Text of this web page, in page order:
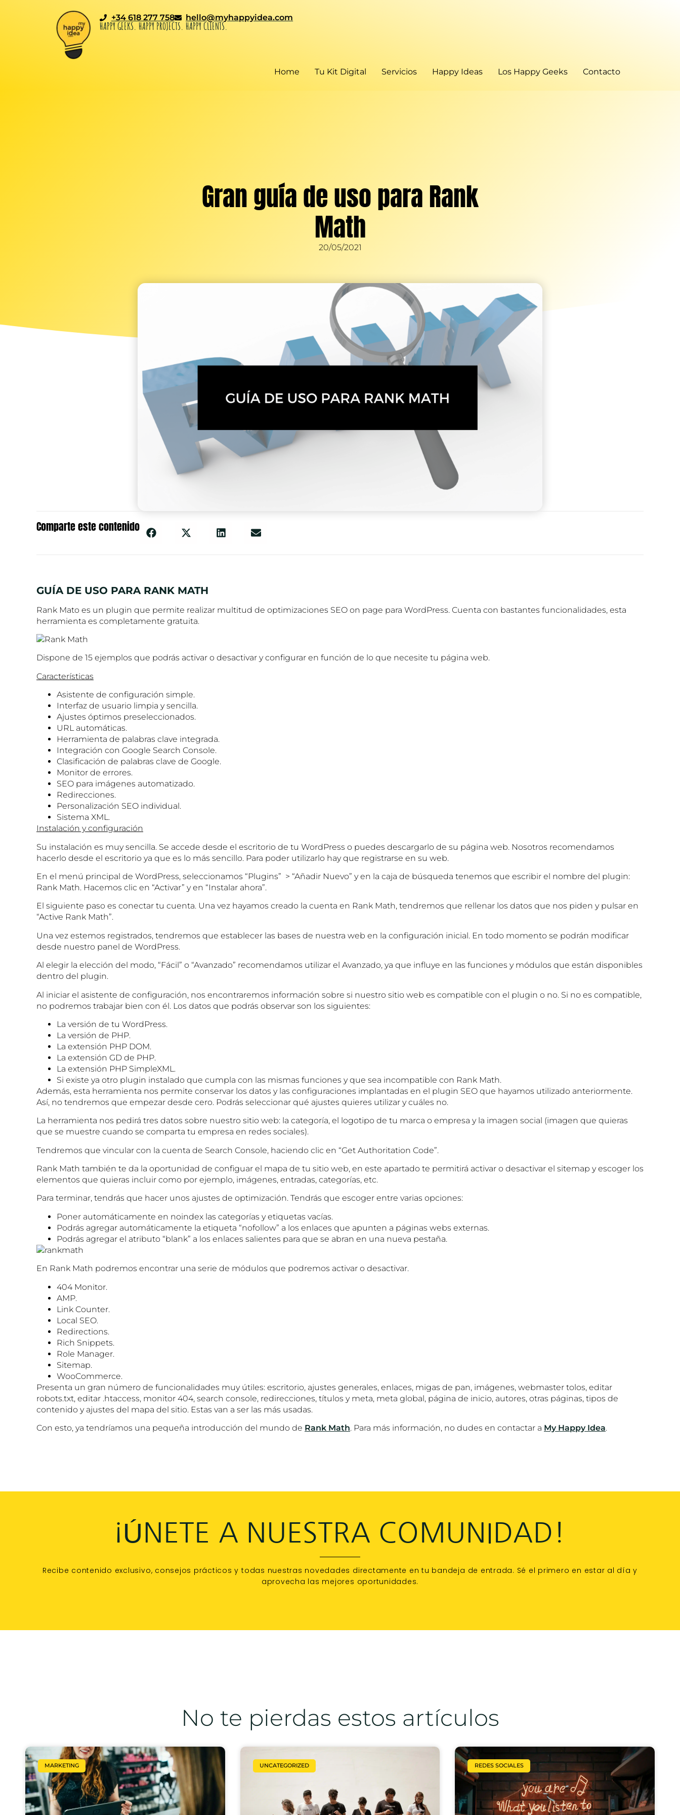
+34 618 277 758 hello@myhappyidea.com
HAPPY GEEKS. HAPPY PROJECTS. HAPPY CLIENTS.
Home Tu Kit Digital Servicios Happy Ideas Los Happy Geeks Contacto
Gran guía de uso para Rank
Math
20/05/2021
Comparte este contenido
GUÍA DE USO PARA RANK MATH
Rank Mato es un plugin que permite realizar multitud de optimizaciones SEO on page para WordPress. Cuenta con bastantes funcionalidades, esta
herramienta es completamente gratuita.
Dispone de 15 ejemplos que podrás activar o desactivar y configurar en función de lo que necesite tu página web.
Características
Asistente de configuración simple.
Interfaz de usuario limpia y sencilla.
Ajustes óptimos preseleccionados.
URL automáticas.
Herramienta de palabras clave integrada.
Integración con Google Search Console.
Clasificación de palabras clave de Google.
Monitor de errores.
SEO para imágenes automatizado.
Redirecciones.
Personalización SEO individual.
Sistema XML.
Instalación y configuración
Su instalación es muy sencilla. Se accede desde el escritorio de tu WordPress o puedes descargarlo de su página web. Nosotros recomendamos
hacerlo desde el escritorio ya que es lo más sencillo. Para poder utilizarlo hay que registrarse en su web.
En el menú principal de WordPress, seleccionamos “Plugins” > “Añadir Nuevo” y en la caja de búsqueda tenemos que escribir el nombre del plugin:
Rank Math. Hacemos clic en “Activar” y en “Instalar ahora”.
El siguiente paso es conectar tu cuenta. Una vez hayamos creado la cuenta en Rank Math, tendremos que rellenar los datos que nos piden y pulsar en
“Active Rank Math”.
Una vez estemos registrados, tendremos que establecer las bases de nuestra web en la configuración inicial. En todo momento se podrán modificar
desde nuestro panel de WordPress.
Al elegir la elección del modo, “Fácil” o “Avanzado” recomendamos utilizar el Avanzado, ya que influye en las funciones y módulos que están disponibles
dentro del plugin.
Al iniciar el asistente de configuración, nos encontraremos información sobre si nuestro sitio web es compatible con el plugin o no. Si no es compatible,
no podremos trabajar bien con él. Los datos que podrás observar son los siguientes:
La versión de tu WordPress.
La versión de PHP.
La extensión PHP DOM.
La extensión GD de PHP.
La extensión PHP SimpleXML.
Si existe ya otro plugin instalado que cumpla con las mismas funciones y que sea incompatible con Rank Math.
Además, esta herramienta nos permite conservar los datos y las configuraciones implantadas en el plugin SEO que hayamos utilizado anteriormente.
Así, no tendremos que empezar desde cero. Podrás seleccionar qué ajustes quieres utilizar y cuáles no.
La herramienta nos pedirá tres datos sobre nuestro sitio web: la categoría, el logotipo de tu marca o empresa y la imagen social (imagen que quieras
que se muestre cuando se comparta tu empresa en redes sociales).
Tendremos que vincular con la cuenta de Search Console, haciendo clic en “Get Authoritation Code”.
Rank Math también te da la oportunidad de configuar el mapa de tu sitio web, en este apartado te permitirá activar o desactivar el sitemap y escoger los
elementos que quieras incluir como por ejemplo, imágenes, entradas, categorías, etc.
Para terminar, tendrás que hacer unos ajustes de optimización. Tendrás que escoger entre varias opciones:
Poner automáticamente en noindex las categorías y etiquetas vacías.
Podrás agregar automáticamente la etiqueta “nofollow” a los enlaces que apunten a páginas webs externas.
Podrás agregar el atributo “blank” a los enlaces salientes para que se abran en una nueva pestaña.
En Rank Math podremos encontrar una serie de módulos que podremos activar o desactivar.
404 Monitor.
AMP.
Link Counter.
Local SEO.
Redirections.
Rich Snippets.
Role Manager.
Sitemap.
WooCommerce.
Presenta un gran número de funcionalidades muy útiles: escritorio, ajustes generales, enlaces, migas de pan, imágenes, webmaster tolos, editar
robots.txt, editar .htaccess, monitor 404, search console, redirecciones, títulos y meta, meta global, página de inicio, autores, otras páginas, tipos de
contenido y ajustes del mapa del sitio. Estas van a ser las más usadas.
Con esto, ya tendríamos una pequeña introducción del mundo de Rank Math. Para más información, no dudes en contactar a My Happy Idea.
¡ÚNETE A NUESTRA COMUNIDAD!
Recibe contenido exclusivo, consejos prácticos y todas nuestras novedades directamente en tu bandeja de entrada. Sé el primero en estar al día y
aprovecha las mejores oportunidades.
No te pierdas estos artículos
MARKETING UNCATEGORIZED REDES SOCIALES